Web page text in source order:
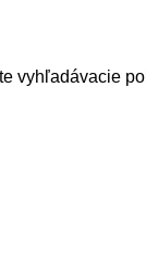
vyhľadávacie